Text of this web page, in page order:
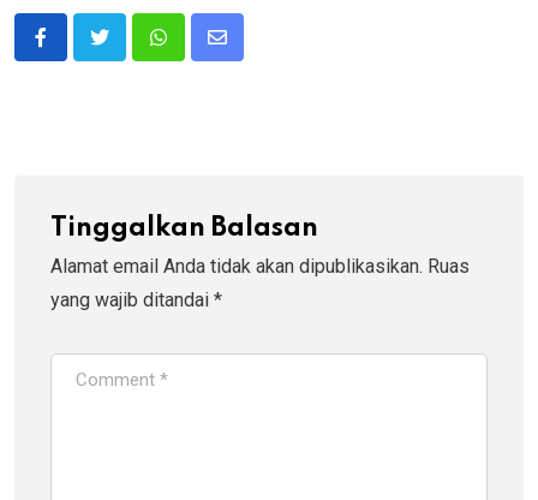
WhatsappShare
Tinggalkan Balasan
Alamat email Anda tidak akan dipublikasikan. Ruas
yang wajib ditandai *